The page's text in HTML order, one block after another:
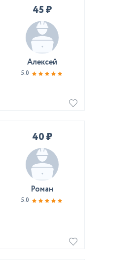
45 ₽
Алексей
5.0
40 ₽
Роман
5.0